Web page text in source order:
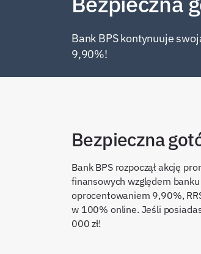
Bank BPS kontynuuje
9,90%!
Bezpieczna
Bank BPS rozpoczął akcję
finansowych względem
oprocentowaniem 9,90%,
w 100% online. Jeśli
000 zł!